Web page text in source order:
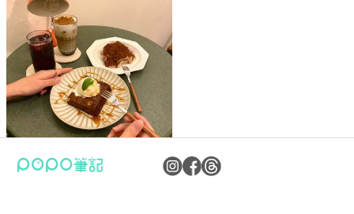
告別春天的野餐日
Joan.Hsiao
15
板橋凱撒大飯店🏨超美泳池
+自助餐🍴待在飯店chill 整
天！ 藍理莎Larissa 85
新北三芝｜新開幕必去的北海
高雄美食May
15
已二訪｜澎湃料理｜吠柴手作
freedom貪吃慧
39
🔔2021耶誕系列🎄新北耶誕
城
栗栗子
94